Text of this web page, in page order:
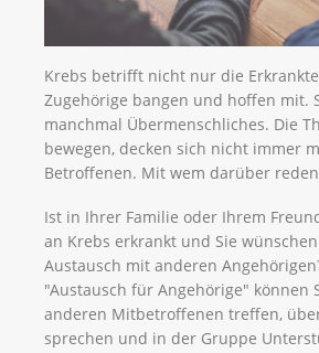
Krebs betrifft nicht nur die
Zugehörige bangen und hoffen mit.
manchmal Übermenschliches. Die
bewegen, decken sich nicht immer
Betroffenen. Mit wem darüber
Ist in Ihrer Familie oder Ihrem
an Krebs erkrankt und Sie
Austausch mit anderen
"Austausch für Angehörige" können
anderen Mitbetroffenen treffen,
sprechen und in der Gruppe